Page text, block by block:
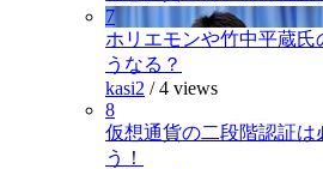
7
ホリエモンや竹中平蔵
うなる？
kasi2 /4 views
8
仮想通貨の二段階認証は
う！